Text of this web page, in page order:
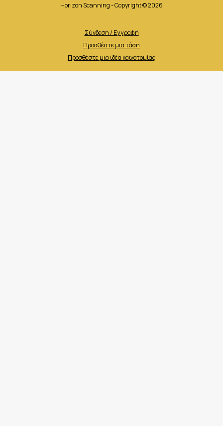
Horizon Scanning - Copyright © 2026
Σύνδεση / Εγγραφή
Προσθέστε μια τάση
Προσθέστε μια ιδέα καινοτομίας